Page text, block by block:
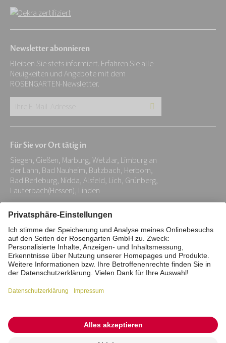
Newsletter abonnieren
Bleiben Sie stets informiert. Erfahren Sie alle
Neuigkeiten und Angebote mit dem
ROSENGARTEN-Newsletter.
E-
Adresse:
*
Für Sie vor Ort tätig in
Siegen, Gießen, Marburg, Wetzlar, Limburg an
der Lahn, Bad Nauheim, Butzbach, Herborn,
Bad Berleburg, Nidda, Alsfeld, Lich, Grünberg,
Lauterbach(Hessen), Linden
Impressum Datenschutz
Stiftung
Interne Meldestelle
Zahlungsmittel
Barrierefreiheitserklärung
Vertrag widerrufen